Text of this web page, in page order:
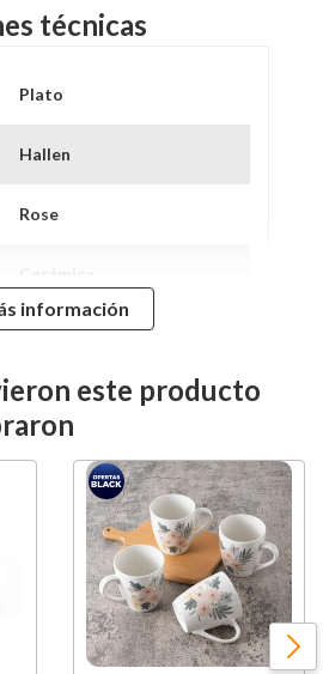
técnicas
Plato
Hallen
Rose
27 Cms
Si
0,59 Kgs.
información
este producto